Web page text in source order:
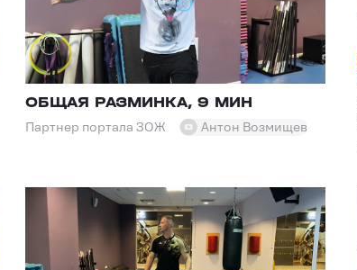
ОБЩАЯ РАЗМИНКА, 9 МИН
Партнер портала ЗОЖ Антон Возмищев